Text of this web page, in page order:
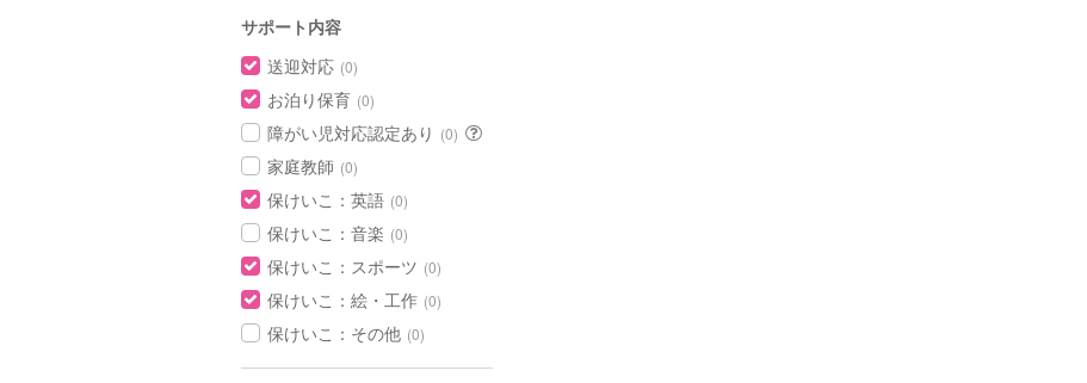
サポート内容
送迎対応 (0)
お泊り保育 (0)
障がい児対応認定あり (0)
家庭教師 (0)
保けいこ：英語 (0)
保けいこ：音楽 (0)
保けいこ：スポーツ (0)
保けいこ：絵・工作 (0)
保けいこ：その他 (0)